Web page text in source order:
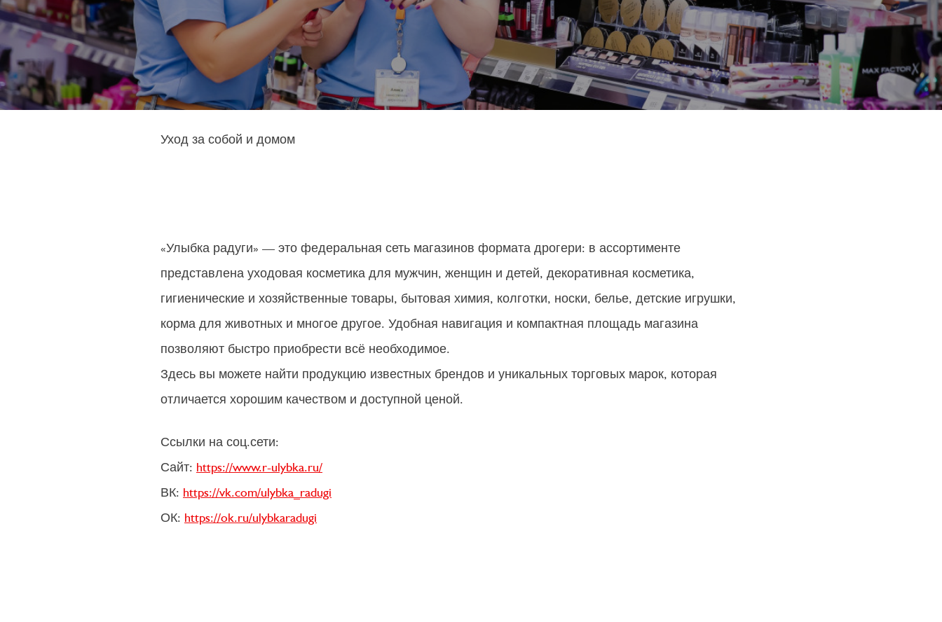
Уход за собой и домом
«Улыбка радуги» — это федеральная сеть магазинов формата дрогери: в ассортименте
представлена уходовая косметика для мужчин, женщин и детей, декоративная косметика,
гигиенические и хозяйственные товары, бытовая химия, колготки, носки, белье, детские игрушки,
корма для животных и многое другое. Удобная навигация и компактная площадь магазина
позволяют быстро приобрести всё необходимое.
Здесь вы можете найти продукцию известных брендов и уникальных торговых марок, которая
отличается хорошим качеством и доступной ценой.
Ссылки на соц.сети:
Сайт: https://www.r-ulybka.ru/
ВК: https://vk.com/ulybka_radugi
ОК: https://ok.ru/ulybkaradugi